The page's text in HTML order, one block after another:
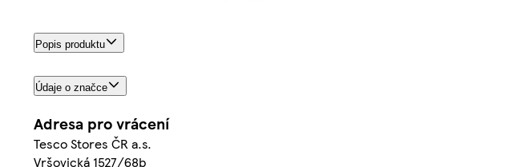
Popis produktu
Údaje o značce
Adresa pro vrácení
Tesco Stores ČR a.s.
Vršovická 1527/68b